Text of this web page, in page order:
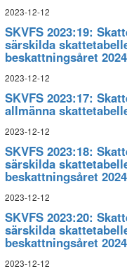
2023-12-12
SKVFS 2023:19:
särskilda
beskattningsåret 2024
2023-12-12
SKVFS 2023:17:
allmänna
2023-12-12
SKVFS 2023:18:
särskilda
beskattningsåret 2024
2023-12-12
SKVFS 2023:20:
särskilda
beskattningsåret 2024
2023-12-12